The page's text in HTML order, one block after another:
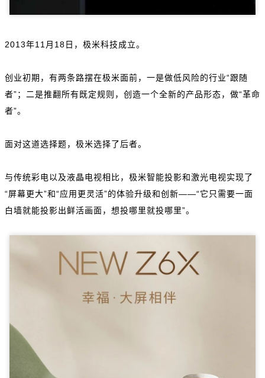
2013年11月18日，极米科技成立。
创业初期，有两条路摆在极米面前，一是做低风险的行业“跟随
者”；二是推翻所有既定规则，创造一个全新的产品形态，做“革命
者”。
面对这道选择题，极米选择了后者。
与传统彩电以及液晶电视相比，极米智能投影和激光电视实现了
“屏幕更大”和“应用更灵活”的体验升级和创新——“它只需要一面
白墙就能投影出鲜活画面，想投哪里就投哪里”。